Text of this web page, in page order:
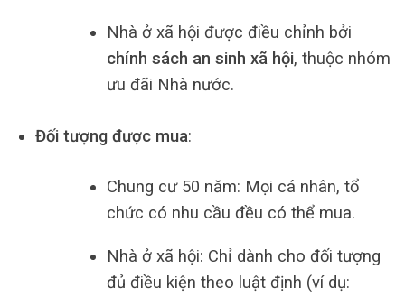
Nhà ở xã hội được điều chỉnh bởi
chính sách an sinh xã hội, thuộc nhóm
ưu đãi Nhà nước.
Đối tượng được mua:
Chung cư 50 năm: Mọi cá nhân, tổ
chức có nhu cầu đều có thể mua.
Nhà ở xã hội: Chỉ dành cho đối tượng
đủ điều kiện theo luật định (ví dụ: